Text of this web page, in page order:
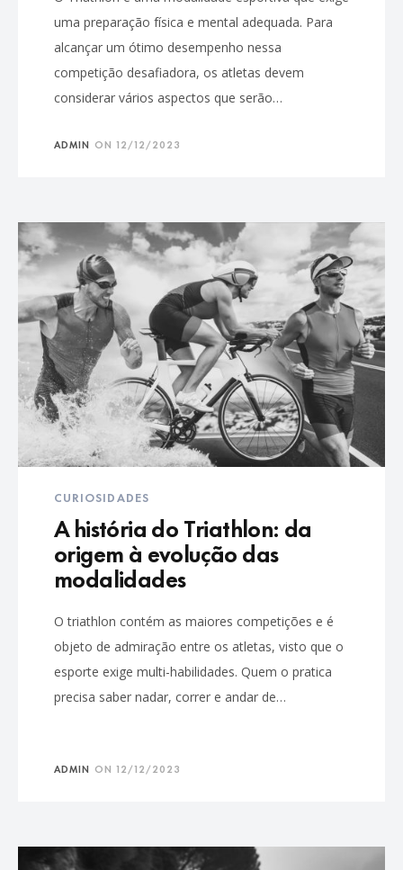
uma preparação física e mental adequada. Para
alcançar um ótimo desempenho nessa
competição desafiadora, os atletas devem
considerar vários aspectos que serão…
ADMIN ON 12/12/2023
CURIOSIDADES
A história do Triathlon: da
origem à evolução das
modalidades
O triathlon contém as maiores competições e é
objeto de admiração entre os atletas, visto que o
esporte exige multi-habilidades. Quem o pratica
precisa saber nadar, correr e andar de…
ADMIN ON 12/12/2023